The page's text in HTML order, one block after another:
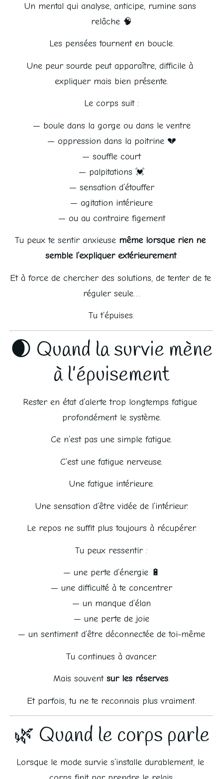
Un mental qui analyse, anticipe, rumine sans
relâche 🧠
Les pensées tournent en boucle.
Une peur sourde peut apparaître, difficile à
expliquer mais bien présente.
Le corps suit :
— boule dans la gorge ou dans le ventre
— oppression dans la poitrine 💔
— souffle court
— palpitations 💓
— sensation d’étouffer
— agitation intérieure
— ou au contraire figement
Tu peux te sentir anxieuse même lorsque rien ne
semble l’expliquer extérieurement.
Et à force de chercher des solutions, de tenter de te
réguler seule…
Tu t’épuises.
🌒 Quand la survie mène
à l’épuisement
Rester en état d’alerte trop longtemps fatigue
profondément le système.
Ce n’est pas une simple fatigue.
C’est une fatigue nerveuse.
Une fatigue intérieure.
Une sensation d’être vidée de l’intérieur.
Le repos ne suffit plus toujours à récupérer.
Tu peux ressentir :
— une perte d’énergie 🔋
— une difficulté à te concentrer
— un manque d’élan
— une perte de joie
— un sentiment d’être déconnectée de toi-même
Tu continues à avancer.
Mais souvent sur les réserves.
Et parfois, tu ne te reconnais plus vraiment.
🌿 Quand le corps parle
Lorsque le mode survie s’installe durablement, le